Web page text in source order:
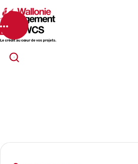
SWCS
Menu
Ouvrir la recherche